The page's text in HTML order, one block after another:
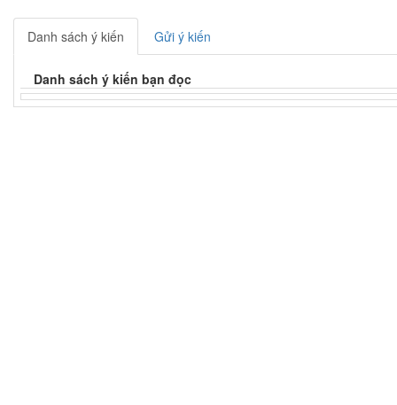
Danh sách ý kiến Gửi ý kiến
Danh sách ý kiến bạn đọc